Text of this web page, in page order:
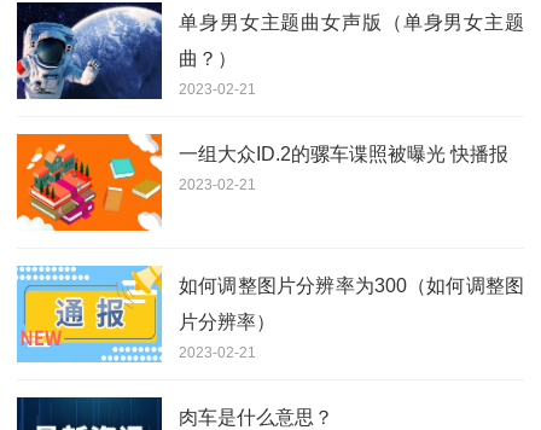
单身男女主题曲女声版（单身男女主题
曲？）
2023-02-21
一组大众ID.2的骡车谍照被曝光 快播报
2023-02-21
如何调整图片分辨率为300（如何调整图
片分辨率）
2023-02-21
肉车是什么意思？